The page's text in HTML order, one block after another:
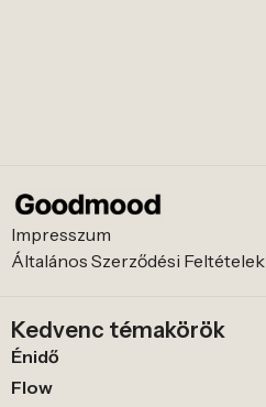
Impresszum
Általános Szerződési Feltételek
Kedvenc témakörök
Énidő
Flow